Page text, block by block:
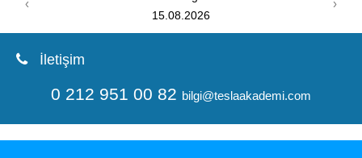
08.08.2026
‹ ›
İletişim
0 212 951 00 82 bilgi@teslaakademi.com